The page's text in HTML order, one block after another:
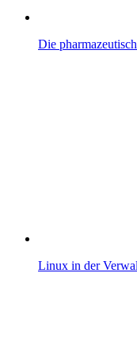
Die
Linux in der